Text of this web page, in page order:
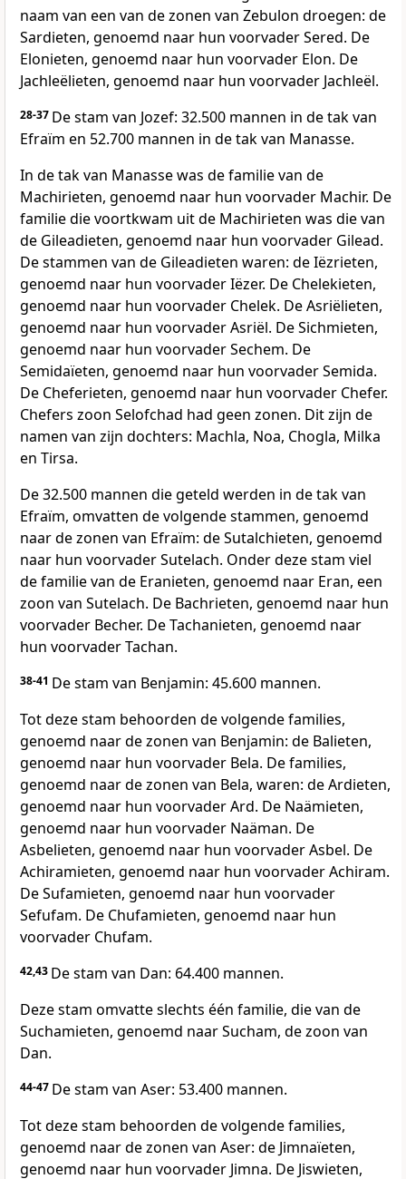
naam van een van de zonen van Zebulon droegen: de
Sardieten, genoemd naar hun voorvader Sered. De
Elonieten, genoemd naar hun voorvader Elon. De
Jachleëlieten, genoemd naar hun voorvader Jachleël.
28-37 De stam van Jozef: 32.500 mannen in de tak van
Efraïm en 52.700 mannen in de tak van Manasse.
In de tak van Manasse was de familie van de
Machirieten, genoemd naar hun voorvader Machir. De
familie die voortkwam uit de Machirieten was die van
de Gileadieten, genoemd naar hun voorvader Gilead.
De stammen van de Gileadieten waren: de Iëzrieten,
genoemd naar hun voorvader Iëzer. De Chelekieten,
genoemd naar hun voorvader Chelek. De Asriëlieten,
genoemd naar hun voorvader Asriël. De Sichmieten,
genoemd naar hun voorvader Sechem. De
Semidaïeten, genoemd naar hun voorvader Semida.
De Cheferieten, genoemd naar hun voorvader Chefer.
Chefers zoon Selofchad had geen zonen. Dit zijn de
namen van zijn dochters: Machla, Noa, Chogla, Milka
en Tirsa.
De 32.500 mannen die geteld werden in de tak van
Efraïm, omvatten de volgende stammen, genoemd
naar de zonen van Efraïm: de Sutalchieten, genoemd
naar hun voorvader Sutelach. Onder deze stam viel
de familie van de Eranieten, genoemd naar Eran, een
zoon van Sutelach. De Bachrieten, genoemd naar hun
voorvader Becher. De Tachanieten, genoemd naar
hun voorvader Tachan.
38-41 De stam van Benjamin: 45.600 mannen.
Tot deze stam behoorden de volgende families,
genoemd naar de zonen van Benjamin: de Balieten,
genoemd naar hun voorvader Bela. De families,
genoemd naar de zonen van Bela, waren: de Ardieten,
genoemd naar hun voorvader Ard. De Naämieten,
genoemd naar hun voorvader Naäman. De
Asbelieten, genoemd naar hun voorvader Asbel. De
Achiramieten, genoemd naar hun voorvader Achiram.
De Sufamieten, genoemd naar hun voorvader
Sefufam. De Chufamieten, genoemd naar hun
voorvader Chufam.
42,43 De stam van Dan: 64.400 mannen.
Deze stam omvatte slechts één familie, die van de
Suchamieten, genoemd naar Sucham, de zoon van
Dan.
44-47 De stam van Aser: 53.400 mannen.
Tot deze stam behoorden de volgende families,
genoemd naar de zonen van Aser: de Jimnaïeten,
genoemd naar hun voorvader Jimna. De Jiswieten,